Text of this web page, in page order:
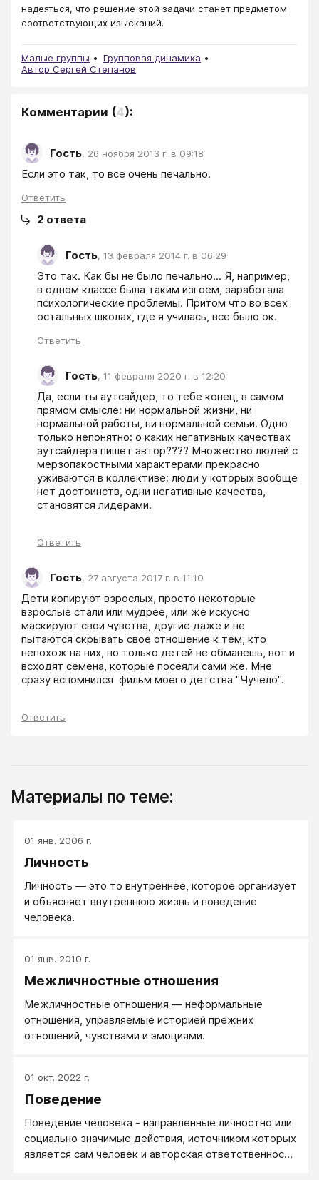
надеяться, что решение этой задачи станет предметом
соответствующих изысканий.
Малые группы
Групповая динамика
Автор Сергей Степанов
Комментарии (4):
Гость, 26 ноября 2013 г. в 09:18
Если это так, то все очень печально.
Ответить
2 ответа
Гость, 13 февраля 2014 г. в 06:29
Это так. Как бы не было печально... Я, например,
в одном классе была таким изгоем, заработала
психологические проблемы. Притом что во всех
остальных школах, где я училась, все было ок.
Ответить
Гость, 11 февраля 2020 г. в 12:20
Да, если ты аутсайдер, то тебе конец, в самом
прямом смысле: ни нормальной жизни, ни
нормальной работы, ни нормальной семьи. Одно
только непонятно: о каких негативных качествах
аутсайдера пишет автор???? Множество людей с
мерзопакостными характерами прекрасно
уживаются в коллективе; люди у которых вообще
нет достоинств, одни негативные качества,
становятся лидерами.
Ответить
Гость, 27 августа 2017 г. в 11:10
Дети копируют взрослых, просто некоторые
взрослые стали или мудрее, или же искусно
маскируют свои чувства, другие даже и не
пытаются скрывать свое отношение к тем, кто
непохож на них, но только детей не обманешь, вот и
всходят семена, которые посеяли сами же. Мне
сразу вспомнился  фильм моего детства "Чучело".
Ответить
Материалы по теме:
01 янв. 2006 г.
Личность
Личность — это то внутреннее, которое организует
и объясняет внутреннюю жизнь и поведение
человека.
01 янв. 2010 г.
Межличностные отношения
Межличностные отношения — неформальные
отношения, управляемые историей прежних
отношений, чувствами и эмоциями.
01 окт. 2022 г.
Поведение
Поведение человека - направленные личностно или
социально значимые действия, источником которых
является сам человек и авторская ответственность